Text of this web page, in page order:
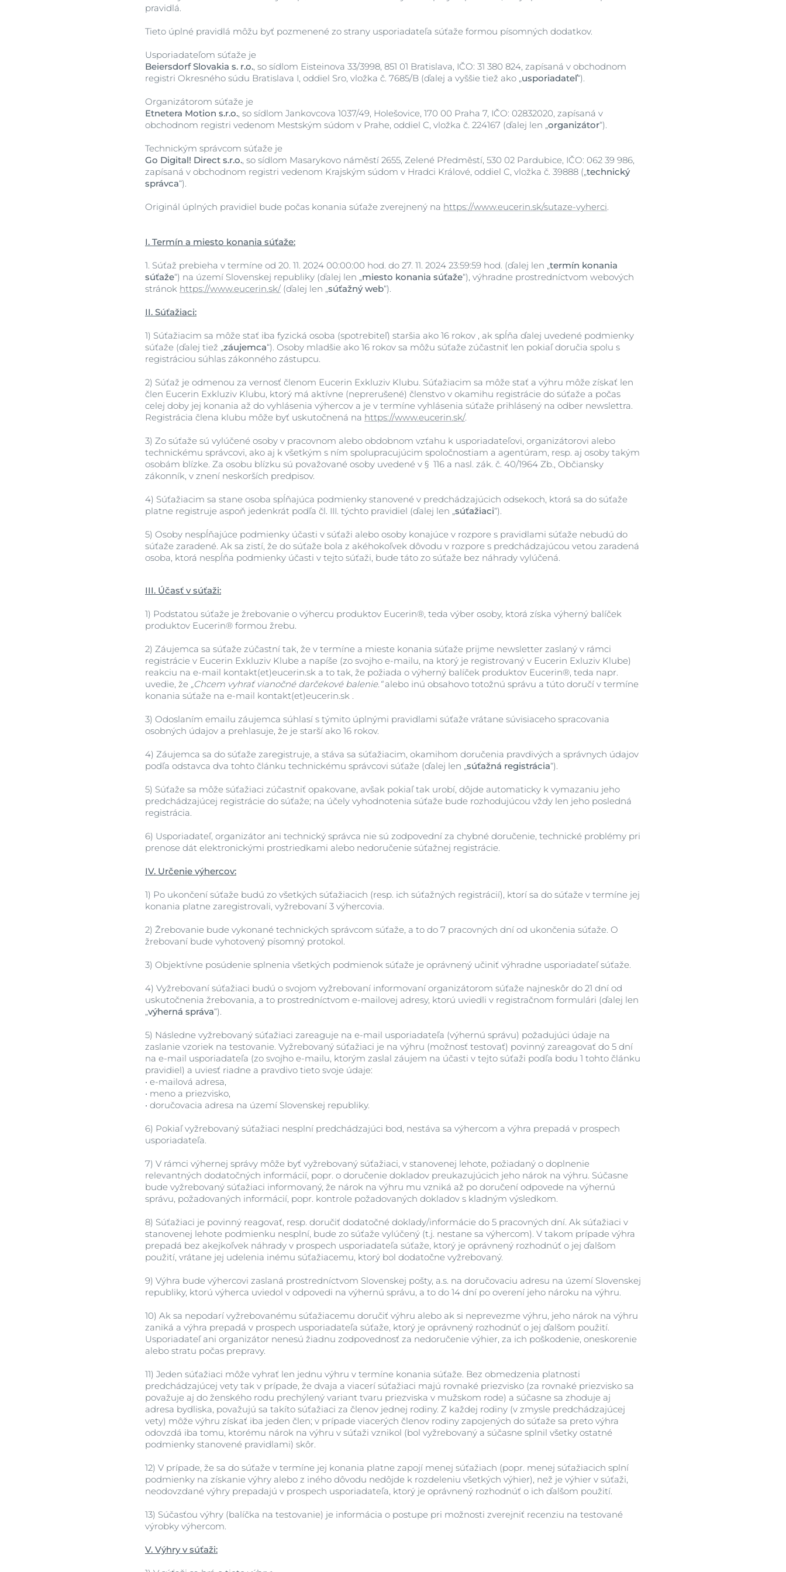
Popraskaná koža
Problematická pokožka hlavy
a vlasy
Starnúca pleť
Starostlivosť po opaľovaní
Suchá pokožka
Hyaluron-Filler všetky
pH5
Q10 Active
UreaRepair
Objavte Anti-Pigment
Kvalitné ingrediencie
AtopiControl
Acute krém
Kúpiť
SPF 30 Anti-Age
50 ml
pravidlá.
Tieto úplné pravidlá môžu byť pozmenené zo strany usporiadateľa súťaže formou písomných dodatkov.
Usporiadateľom súťaže je
Beiersdorf Slovakia s. r.o., so sídlom Eisteinova 33/3998, 851 01 Bratislava, IČO: 31 380 824, zapísaná v obchodnom
registri Okresného súdu Bratislava I, oddiel Sro, vložka č. 7685/B (ďalej a vyššie tiež ako „usporiadateľ“).
Organizátorom súťaže je
Etnetera Motion s.r.o., so sídlom Jankovcova 1037/49, Holešovice, 170 00 Praha 7, IČO: 02832020, zapísaná v
obchodnom registri vedenom Mestským súdom v Prahe, oddiel C, vložka č. 224167 (ďalej len „organizátor“).
Technickým správcom súťaže je
Go Digital! Direct s.r.o., so sídlom Masarykovo náměstí 2655, Zelené Předměstí, 530 02 Pardubice, IČO: 062 39 986,
zapísaná v obchodnom registri vedenom Krajským súdom v Hradci Králové, oddiel C, vložka č. 39888 („technický
správca“).
Originál úplných pravidiel bude počas konania súťaže zverejnený na https://www.eucerin.sk/sutaze-vyherci.
I. Termín a miesto konania súťaže:
1. Súťaž prebieha v termíne od 20. 11. 2024 00:00:00 hod. do 27. 11. 2024 23:59:59 hod. (ďalej len „termín konania
súťaže“) na území Slovenskej republiky (ďalej len „miesto konania súťaže“), výhradne prostredníctvom webových
stránok https://www.eucerin.sk/ (ďalej len „súťažný web“).
II. Súťažiaci:
1) Súťažiacim sa môže stať iba fyzická osoba (spotrebiteľ) staršia ako 16 rokov , ak spĺňa ďalej uvedené podmienky
súťaže (ďalej tiež „záujemca“). Osoby mladšie ako 16 rokov sa môžu súťaže zúčastniť len pokiaľ doručia spolu s
registráciou súhlas zákonného zástupcu.
2) Súťaž je odmenou za vernosť členom Eucerin Exkluziv Klubu. Súťažiacim sa môže stať a výhru môže získať len
člen Eucerin Exkluziv Klubu, ktorý má aktívne (neprerušené) členstvo v okamihu registrácie do súťaže a počas
celej doby jej konania až do vyhlásenia výhercov a je v termíne vyhlásenia súťaže prihlásený na odber newslettra.
Registrácia člena klubu môže byť uskutočnená na https://www.eucerin.sk/.
3) Zo súťaže sú vylúčené osoby v pracovnom alebo obdobnom vzťahu k usporiadateľovi, organizátorovi alebo
technickému správcovi, ako aj k všetkým s ním spolupracujúcim spoločnostiam a agentúram, resp. aj osoby takým
osobám blízke. Za osobu blízku sú považované osoby uvedené v § 116 a nasl. zák. č. 40/1964 Zb., Občiansky
zákonník, v znení neskorších predpisov.
4) Súťažiacim sa stane osoba spĺňajúca podmienky stanovené v predchádzajúcich odsekoch, ktorá sa do súťaže
platne registruje aspoň jedenkrát podľa čl. III. týchto pravidiel (ďalej len „súťažiaci“).
5) Osoby nespĺňajúce podmienky účasti v súťaži alebo osoby konajúce v rozpore s pravidlami súťaže nebudú do
súťaže zaradené. Ak sa zistí, že do súťaže bola z akéhokoľvek dôvodu v rozpore s predchádzajúcou vetou zaradená
osoba, ktorá nespĺňa podmienky účasti v tejto súťaži, bude táto zo súťaže bez náhrady vylúčená.
III. Účasť v súťaži:
1) Podstatou súťaže je žrebovanie o výhercu produktov Eucerin®, teda výber osoby, ktorá získa výherný balíček
produktov Eucerin® formou žrebu.
2) Záujemca sa súťaže zúčastní tak, že v termíne a mieste konania súťaže prijme newsletter zaslaný v rámci
registrácie v Eucerin Exkluziv Klube a napíše (zo svojho e-mailu, na ktorý je registrovaný v Eucerin Exluziv Klube)
reakciu na e-mail kontakt(et)eucerin.sk a to tak, že požiada o výherný balíček produktov Eucerin®, teda napr.
uvedie, že „Chcem vyhrať vianočné darčekové balenie.“alebo inú obsahovo totožnú správu a túto doručí v termíne
konania súťaže na e-mail kontakt(et)eucerin.sk .
3) Odoslaním emailu záujemca súhlasí s týmito úplnými pravidlami súťaže vrátane súvisiaceho spracovania
osobných údajov a prehlasuje, že je starší ako 16 rokov.
4) Záujemca sa do súťaže zaregistruje, a stáva sa súťažiacim, okamihom doručenia pravdivých a správnych údajov
podľa odstavca dva tohto článku technickému správcovi súťaže (ďalej len „súťažná registrácia“).
5) Súťaže sa môže súťažiaci zúčastniť opakovane, avšak pokiaľ tak urobí, dôjde automaticky k vymazaniu jeho
predchádzajúcej registrácie do súťaže; na účely vyhodnotenia súťaže bude rozhodujúcou vždy len jeho posledná
registrácia.
6) Usporiadateľ, organizátor ani technický správca nie sú zodpovední za chybné doručenie, technické problémy pri
prenose dát elektronickými prostriedkami alebo nedoručenie súťažnej registrácie.
IV. Určenie výhercov:
1) Po ukončení súťaže budú zo všetkých súťažiacich (resp. ich súťažných registrácií), ktorí sa do súťaže v termíne jej
konania platne zaregistrovali, vyžrebovaní 3 výhercovia.
2) Žrebovanie bude vykonané technických správcom súťaže, a to do 7 pracovných dní od ukončenia súťaže. O
žrebovaní bude vyhotovený písomný protokol.
3) Objektívne posúdenie splnenia všetkých podmienok súťaže je oprávnený učiniť výhradne usporiadateľ súťaže.
4) Vyžrebovaní súťažiaci budú o svojom vyžrebovaní informovaní organizátorom súťaže najneskôr do 21 dní od
uskutočnenia žrebovania, a to prostredníctvom e-mailovej adresy, ktorú uviedli v registračnom formulári (ďalej len
„výherná správa“).
5) Následne vyžrebovaný súťažiaci zareaguje na e-mail usporiadateľa (výhernú správu) požadujúci údaje na
zaslanie vzoriek na testovanie. Vyžrebovaný súťažiaci je na výhru (možnosť testovať) povinný zareagovať do 5 dní
na e-mail usporiadateľa (zo svojho e-mailu, ktorým zaslal záujem na účasti v tejto súťaži podľa bodu 1 tohto článku
pravidiel) a uviesť riadne a pravdivo tieto svoje údaje:
• e-mailová adresa,
• meno a priezvisko,
• doručovacia adresa na území Slovenskej republiky.
6) Pokiaľ vyžrebovaný súťažiaci nesplní predchádzajúci bod, nestáva sa výhercom a výhra prepadá v prospech
usporiadateľa.
7) V rámci výhernej správy môže byť vyžrebovaný súťažiaci, v stanovenej lehote, požiadaný o doplnenie
relevantných dodatočných informácií, popr. o doručenie dokladov preukazujúcich jeho nárok na výhru. Súčasne
bude vyžrebovaný súťažiaci informovaný, že nárok na výhru mu vzniká až po doručení odpovede na výhernú
správu, požadovaných informácií, popr. kontrole požadovaných dokladov s kladným výsledkom.
8) Súťažiaci je povinný reagovať, resp. doručiť dodatočné doklady/informácie do 5 pracovných dní. Ak súťažiaci v
stanovenej lehote podmienku nesplní, bude zo súťaže vylúčený (t.j. nestane sa výhercom). V takom prípade výhra
prepadá bez akejkoľvek náhrady v prospech usporiadateľa súťaže, ktorý je oprávnený rozhodnúť o jej ďalšom
použití, vrátane jej udelenia inému súťažiacemu, ktorý bol dodatočne vyžrebovaný.
9) Výhra bude výhercovi zaslaná prostredníctvom Slovenskej pošty, a.s. na doručovaciu adresu na území Slovenskej
republiky, ktorú výherca uviedol v odpovedi na výhernú správu, a to do 14 dní po overení jeho nároku na výhru.
10) Ak sa nepodarí vyžrebovanému súťažiacemu doručiť výhru alebo ak si neprevezme výhru, jeho nárok na výhru
zaniká a výhra prepadá v prospech usporiadateľa súťaže, ktorý je oprávnený rozhodnúť o jej ďalšom použití.
Usporiadateľ ani organizátor nenesú žiadnu zodpovednosť za nedoručenie výhier, za ich poškodenie, oneskorenie
alebo stratu počas prepravy.
11) Jeden súťažiaci môže vyhrať len jednu výhru v termíne konania súťaže. Bez obmedzenia platnosti
predchádzajúcej vety tak v prípade, že dvaja a viacerí súťažiaci majú rovnaké priezvisko (za rovnaké priezvisko sa
považuje aj do ženského rodu prechýlený variant tvaru priezviska v mužskom rode) a súčasne sa zhoduje aj
adresa bydliska, považujú sa takíto súťažiaci za členov jednej rodiny. Z každej rodiny (v zmysle predchádzajúcej
vety) môže výhru získať iba jeden člen; v prípade viacerých členov rodiny zapojených do súťaže sa preto výhra
odovzdá iba tomu, ktorému nárok na výhru v súťaži vznikol (bol vyžrebovaný a súčasne splnil všetky ostatné
podmienky stanovené pravidlami) skôr.
12) V prípade, že sa do súťaže v termíne jej konania platne zapojí menej súťažiach (popr. menej súťažiacich splní
podmienky na získanie výhry alebo z iného dôvodu nedôjde k rozdeleniu všetkých výhier), než je výhier v súťaži,
neodovzdané výhry prepadajú v prospech usporiadateľa, ktorý je oprávnený rozhodnúť o ich ďalšom použití.
13) Súčasťou výhry (balíčka na testovanie) je informácia o postupe pri možnosti zverejniť recenziu na testované
výrobky výhercom.
V. Výhry v súťaži: